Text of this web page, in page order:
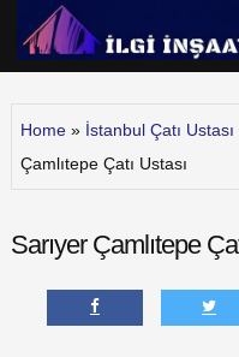
Home » İstanbul Çatı Ustası
Çamlıtepe Çatı Ustası
Sarıyer Çamlıtepe